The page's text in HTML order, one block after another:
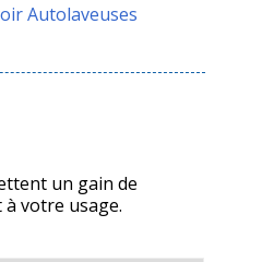
Autolaveuses
un gain de
votre usage.